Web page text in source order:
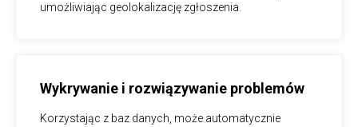
umożliwiając geolokalizację zgłoszenia.
Wykrywanie i rozwiązywanie problemów
Korzystając z baz danych, może automatycznie